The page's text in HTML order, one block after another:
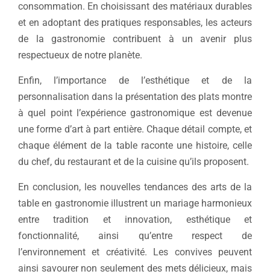
consommation. En choisissant des matériaux durables
et en adoptant des pratiques responsables, les acteurs
de la gastronomie contribuent à un avenir plus
respectueux de notre planète.
Enfin, l’importance de l’esthétique et de la
personnalisation dans la présentation des plats montre
à quel point l’expérience gastronomique est devenue
une forme d’art à part entière. Chaque détail compte, et
chaque élément de la table raconte une histoire, celle
du chef, du restaurant et de la cuisine qu’ils proposent.
En conclusion, les nouvelles tendances des arts de la
table en gastronomie illustrent un mariage harmonieux
entre tradition et innovation, esthétique et
fonctionnalité, ainsi qu’entre respect de
l’environnement et créativité. Les convives peuvent
ainsi savourer non seulement des mets délicieux, mais